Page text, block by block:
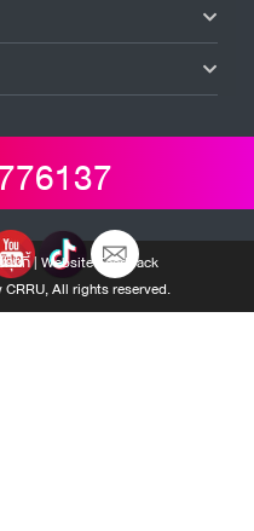
คุกกี้| Website Feedback
All rights reserved.